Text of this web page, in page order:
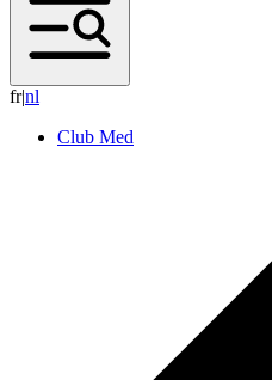
fr|nl
Club Med